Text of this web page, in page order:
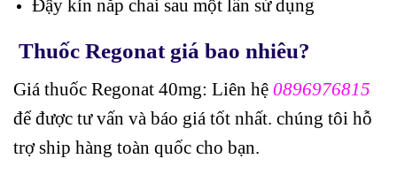
Đậy kín nắp chai sau một lần sử dụng
Thuốc Regonat giá bao nhiêu?
Giá thuốc Regonat 40mg: Liên hệ 0896976815
để được tư vấn và báo giá tốt nhất. chúng tôi hỗ
trợ ship hàng toàn quốc cho bạn.